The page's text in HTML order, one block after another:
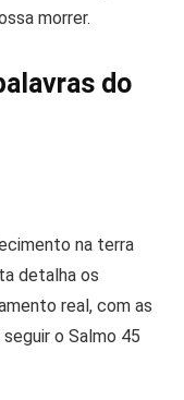
morrer.
do
na terra
detalha os
real, com as
o Salmo 45